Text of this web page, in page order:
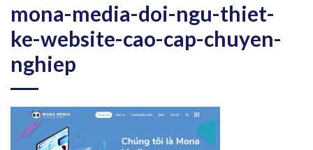
mona-media-doi-ngu-thiet-
ke-website-cao-cap-chuyen-
nghiep